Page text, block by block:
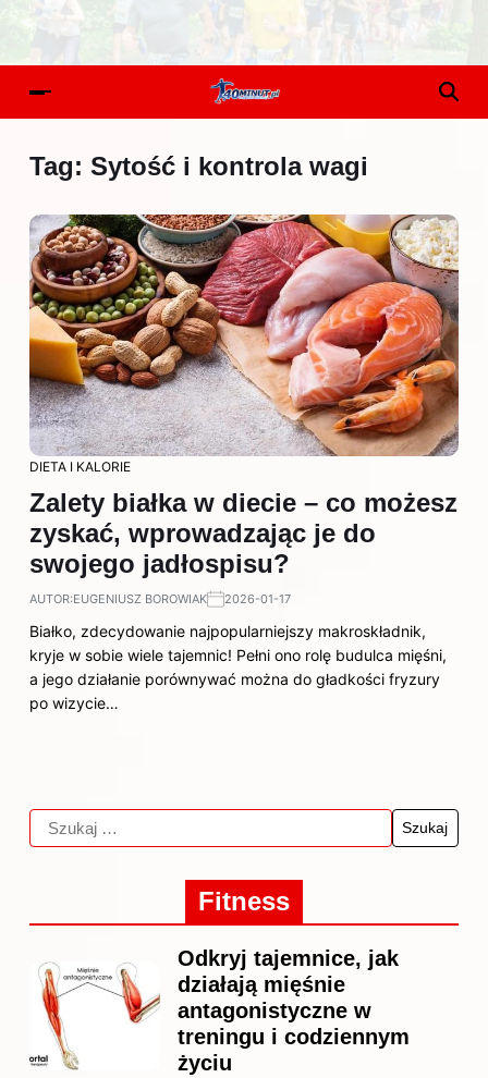
Tag: Sytość i kontrola wagi
DIETA I KALORIE
Zalety białka w diecie – co możesz
zyskać, wprowadzając je do
swojego jadłospisu?
AUTOR:EUGENIUSZ BOROWIAK 2026-01-17
Białko, zdecydowanie najpopularniejszy makroskładnik,
kryje w sobie wiele tajemnic! Pełni ono rolę budulca mięśni,
a jego działanie porównywać można do gładkości fryzury
po wizycie…
Fitness
Odkryj tajemnice, jak
działają mięśnie
antagonistyczne w
treningu i codziennym
życiu